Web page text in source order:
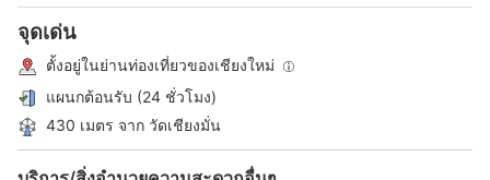
จุดเด่น
ตั้งอยู่ในย่านท่องเที่ยวของเชียงใหม่
แผนกต้อนรับ (24 ชั่วโมง)
430 เมตร จาก วัดเชียงมั่น